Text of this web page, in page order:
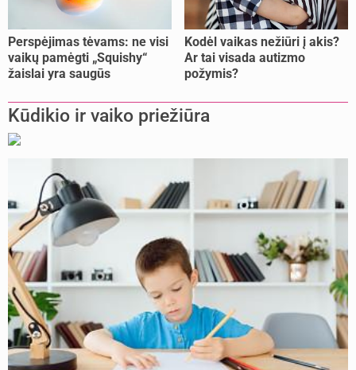
Perspėjimas tėvams: ne visi
vaikų pamėgti „Squishy“
žaislai yra saugūs
Kodėl vaikas nežiūri į akis?
Ar tai visada autizmo
požymis?
Kūdikio ir vaiko priežiūra